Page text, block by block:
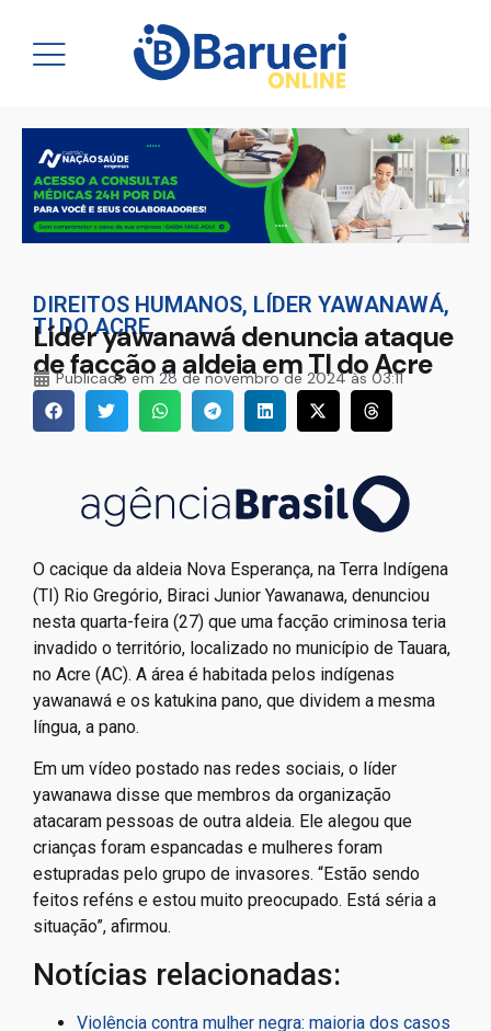
DIREITOS HUMANOS, LÍDER YAWANAWÁ,
TI DO ACRE
Líder yawanawá denuncia ataque
de facção a aldeia em TI do Acre
Publicado em 28 de novembro de 2024 às 03:11
O cacique da aldeia Nova Esperança, na Terra Indígena
(TI) Rio Gregório, Biraci Junior Yawanawa, denunciou
nesta quarta-feira (27) que uma facção criminosa teria
invadido o território, localizado no município de Tauara,
no Acre (AC). A área é habitada pelos indígenas
yawanawá e os katukina pano, que dividem a mesma
língua, a pano.
Em um vídeo postado nas redes sociais, o líder
yawanawa disse que membros da organização
atacaram pessoas de outra aldeia. Ele alegou que
crianças foram espancadas e mulheres foram
estupradas pelo grupo de invasores. “Estão sendo
feitos reféns e estou muito preocupado. Está séria a
situação”, afirmou.
Notícias relacionadas:
Violência contra mulher negra: maioria dos casos